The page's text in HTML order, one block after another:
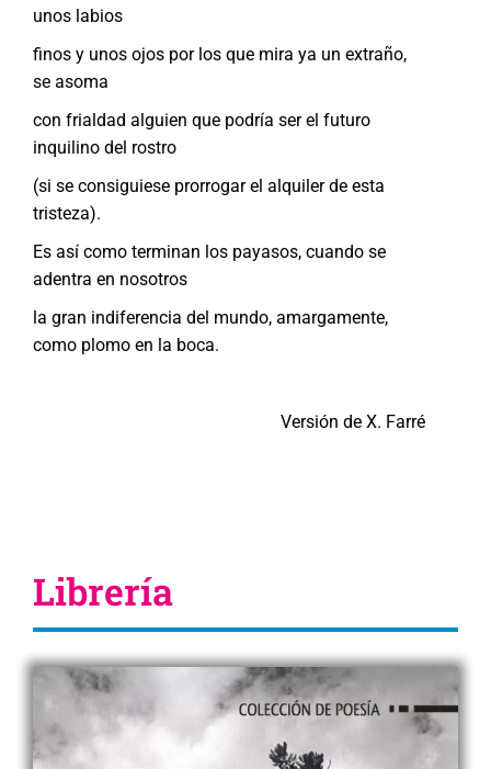
unos labios
finos y unos ojos por los que mira ya un extraño,
se asoma
con frialdad alguien que podría ser el futuro
inquilino del rostro
(si se consiguiese prorrogar el alquiler de esta
tristeza).
Es así como terminan los payasos, cuando se
adentra en nosotros
la gran indiferencia del mundo, amargamente,
como plomo en la boca.
Versión de X. Farré
Librería